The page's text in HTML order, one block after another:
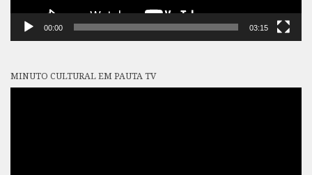
00:00 03:15
MINUTO CULTURAL EM PAUTA TV